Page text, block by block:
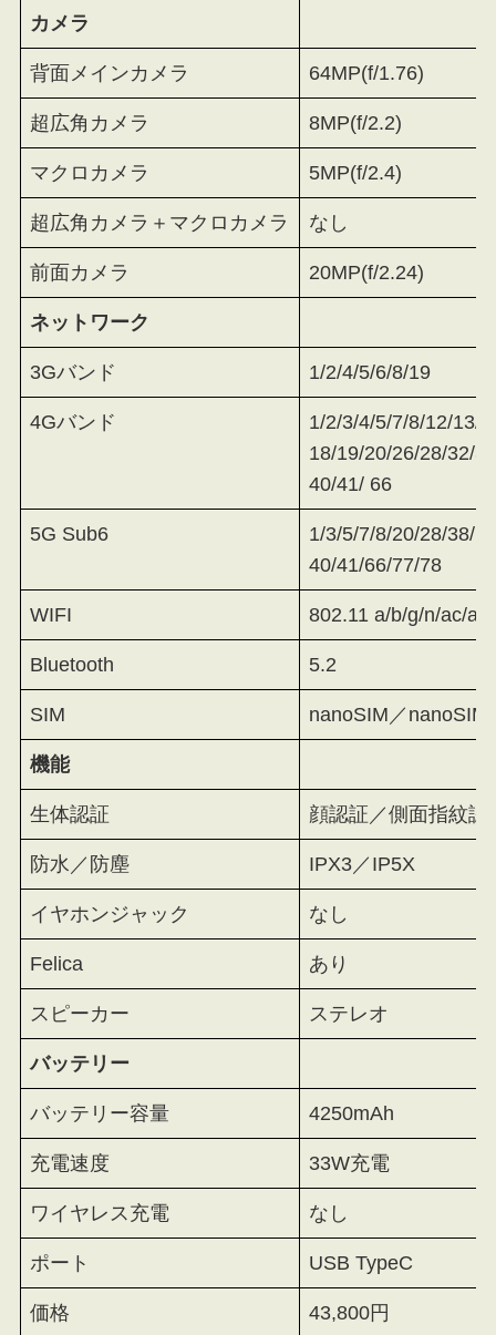
カメラ
背面メインカメラ 64MP(f/1.76)
超広角カメラ 8MP(f/2.2)
マクロカメラ 5MP(f/2.4)
超広角カメラ＋マクロカメラ なし
前面カメラ 20MP(f/2.24)
ネットワーク
3Gバンド 1/2/4/5/6/8/19
4Gバンド
1/2/3/4/5/7/8/12/13/
18/19/20/26/28/32/
40/41/ 66
5G Sub6
1/3/5/7/8/20/28/38/
40/41/66/77/78
WIFI 802.11 a/b/g/n/ac/ax
Bluetooth 5.2
SIM nanoSIM／nanoSIM
機能
生体認証 顔認証／側面指紋認
防水／防塵 IPX3／IP5X
イヤホンジャック なし
Felica あり
スピーカー ステレオ
バッテリー
バッテリー容量 4250mAh
充電速度 33W充電
ワイヤレス充電 なし
ポート USB TypeC
価格 43,800円